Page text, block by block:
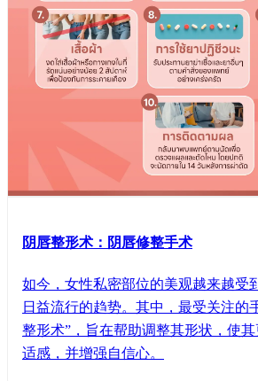
阴唇整形术：阴唇修整手术
如今，女性私密部位的美观越来越受
日益流行的趋势。其中，最受关注的
整形术”，旨在帮助调整其形状，使
适感，并增强自信心。